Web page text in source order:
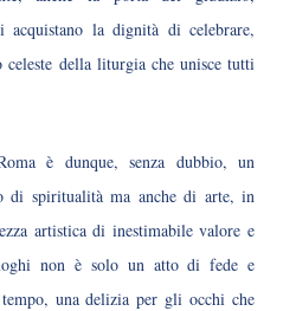
la dignità di celebrare,
celeste della liturgia che unisce tutti
è dunque, senza dubbio, un
di spiritualità ma anche di arte, in
artistica di inestimabile valore e
non è solo un atto di fede e
una delizia per gli occhi che